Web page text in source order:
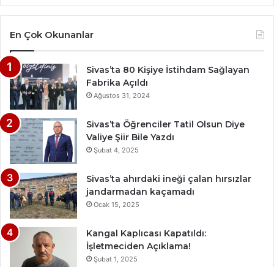
En Çok Okunanlar
Sivas’ta 80 Kişiye İstihdam Sağlayan
Fabrika Açıldı
Ağustos 31, 2024
Sivas’ta Öğrenciler Tatil Olsun Diye
Valiye Şiir Bile Yazdı
Şubat 4, 2025
Sivas’ta ahırdaki ineği çalan hırsızlar
jandarmadan kaçamadı
Ocak 15, 2025
Kangal Kaplıcası Kapatıldı:
İşletmeciden Açıklama!
Şubat 1, 2025